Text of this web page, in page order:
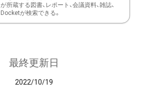
が所蔵する図書、レポート、会議資料、雑誌、
Docketが検索できる。
最終更新日
2022/10/19